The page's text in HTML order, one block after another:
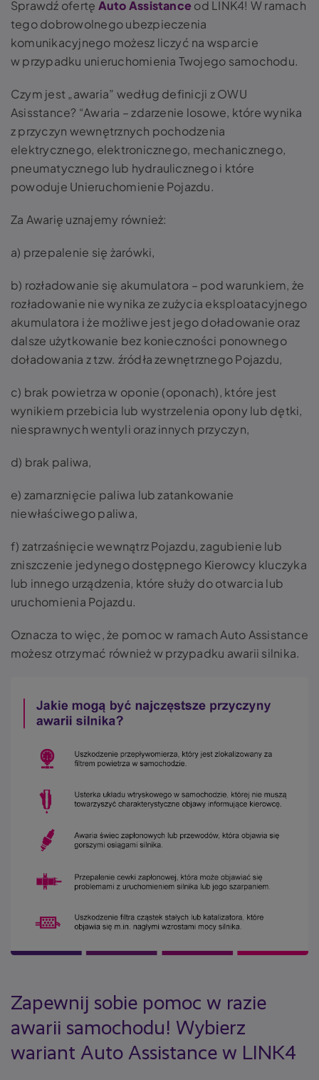
Sprawdź ofertę Auto Assistanceod LINK4! W ramach
tego dobrowolnego ubezpieczenia
komunikacyjnego możesz liczyć na wsparcie
w przypadku unieruchomienia Twojego samochodu.
Czym jest „awaria” według definicji z OWU
Asisstance? “Awaria – zdarzenie losowe, które wynika
z przyczyn wewnętrznych pochodzenia
elektrycznego, elektronicznego, mechanicznego,
pneumatycznego lub hydraulicznego i które
powoduje Unieruchomienie Pojazdu.
Za Awarię uznajemy również:
a) przepalenie się żarówki,
b) rozładowanie się akumulatora – pod warunkiem, że
rozładowanie nie wynika ze zużycia eksploatacyjnego
akumulatora i że możliwe jest jego doładowanie oraz
dalsze użytkowanie bez konieczności ponownego
doładowania z tzw. źródła zewnętrznego Pojazdu,
c) brak powietrza w oponie (oponach), które jest
wynikiem przebicia lub wystrzelenia opony lub dętki,
niesprawnych wentyli oraz innych przyczyn,
d) brak paliwa,
e) zamarznięcie paliwa lub zatankowanie
niewłaściwego paliwa,
f) zatrzaśnięcie wewnątrz Pojazdu, zagubienie lub
zniszczenie jedynego dostępnego Kierowcy kluczyka
lub innego urządzenia, które służy do otwarcia lub
uruchomienia Pojazdu.
Oznacza to więc, że pomoc w ramach Auto Assistance
możesz otrzymać również w przypadku awarii silnika.
Zapewnij sobie pomoc w razie
awarii samochodu! Wybierz
wariant Auto Assistance w LINK4